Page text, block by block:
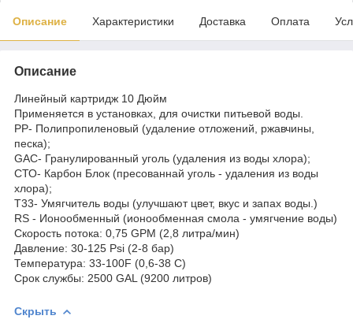
Описание Характеристики Доставка Оплата
Описание
Линейный картридж 10 Дюйм
Применяется в установках, для очистки питьевой воды.
PP- Полипропиленовый (удаление отложений, ржавчины,
песка);
GAC- Гранулированный уголь (удаления из воды хлора);
СТО- Карбон Блок (пресованнай уголь - удаления из воды
хлора);
T33- Умягчитель воды (улучшают цвет, вкус и запах воды.)
RS - Ионообменный (ионообменная смола - умягчение воды)
Скорость потока: 0,75 GPM (2,8 литра/мин)
Давление: 30-125 Psi (2-8 бар)
Температура: 33-100F (0,6-38 C)
Срок службы: 2500 GAL (9200 литров)
Скрыть